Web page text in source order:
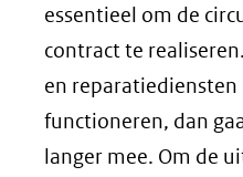
essentieel om de
contract te
en
functioneren, dan
langer mee. Om de